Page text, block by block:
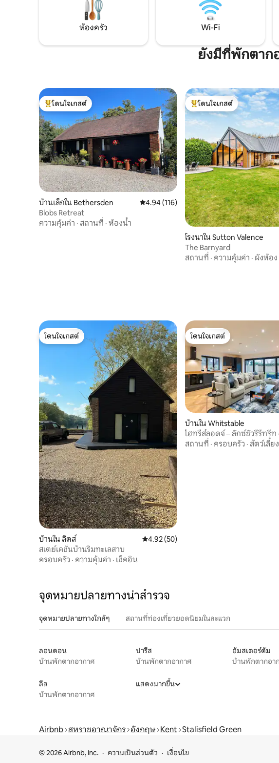
พร้อมดีวีดีมากมาย และมีห้องครัวที่มี
อุปกรณ์ครบครันอยู่ที่มุมหนึ่ง มีเส้นทางเดิน
ป่าและทางเดินสำหรับผู้ที่ชอบผจญภัยมาก
ขึ้น และแคนเทอร์เบอรี ฟาเวอร์แชม และวิตส
เตเบิลอยู่ใกล้ ๆ แอชฟอร์ดที่อยู่ใกล้เคียงมี
ห้องครัว Wi-Fi
ยังมีที่พักตาก
โดนใจเกสต์ที่สุด
โดนใจเกสต์
บ้านเล็กใน Bethersden คะแนนเฉลี่ย 4.94 จาก 5, 116 รีวิว
4.94 (116)
Blobs Retreat
ความคุ้มค่า · สถานที่ · ห้องน้ำ
โดนใจเกสต์ที่สุด
โดนใจเกสต์
โรงนาใน Sutton Valence
The Barnyard
สถานที่ · ความคุ้มค่า · ผังห้อง
โดนใจเกสต์
โดนใจเกสต์
บ้านใน ลิดส์ คะแนนเฉลี่ย 4.92 จาก 5, 50 รีวิว
4.92 (50)
สเตย์เคชั่นบ้านริมทะเลสาบ
ครอบครัว · ความคุ้มค่า · เช็คอิน
โดนใจเกสต์
โดนใจเกสต์
บ้านใน Whitstable
ไฮทรีส์ลอดจ์ – ลักซ์ชัวรีรีทรีท
ไซส์
สถานที่ · ครอบครัว · สัตว์เลี้ยง
จุดหมายปลายทางน่าสำรวจ
จุดหมายปลายทางใกล้ๆ สถานที่ท่องเที่ยวยอดนิยมในละแวก
ลอนดอน
บ้านพักตากอากาศ
ปารีส
บ้านพักตากอากาศ
อัมสเตอร์ดัม
บ้านพักตากอา
ลีล
บ้านพักตากอากาศ
แสดงมากขึ้น
Airbnb สหราชอาณาจักร อังกฤษ Kent Stalisfield Green
© 2026 Airbnb, Inc. ความเป็นส่วนตัว เงื่อนไข